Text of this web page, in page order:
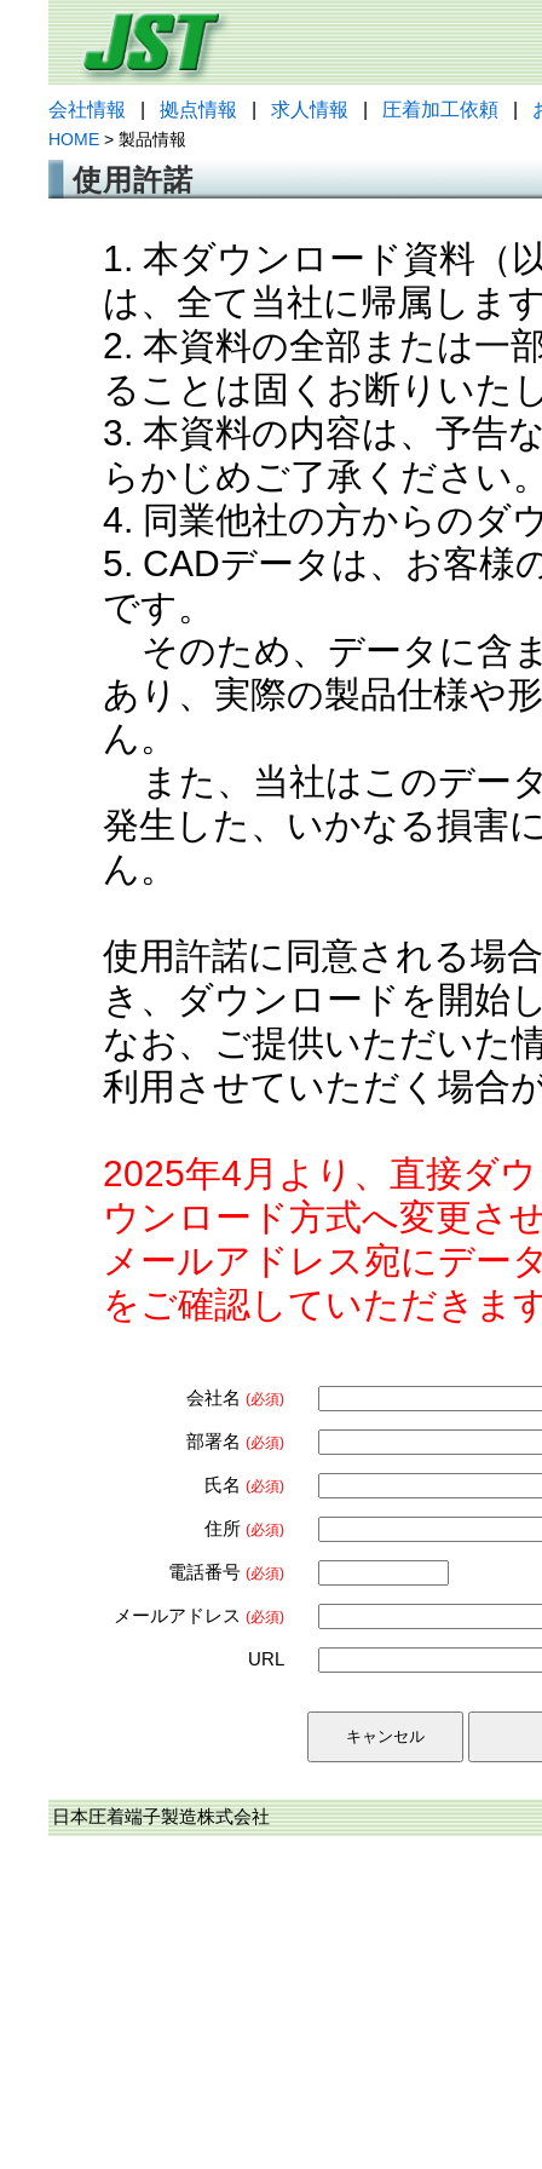
会社情報 拠点情報 求人情報 圧着加工依頼
HOME > 製品情報
使用許諾
1. 本ダウンロード資料（
は、全て当社に帰属しま
2. 本資料の全部または一
ることは固くお断りいた
3. 本資料の内容は、予告
らかじめご了承ください
4. 同業他社の方からのダ
5. CADデータは、お客様
です。
そのため、データに含
あり、実際の製品仕様や
ん。
また、当社はこのデー
発生した、いかなる損害
ん。
使用許諾に同意される場
き、ダウンロードを開始
なお、ご提供いただいた
利用させていただく場合
2025年4月より、直接ダ
ウンロード方式へ変更さ
メールアドレス宛にデー
をご確認していただきま
会社名 (必須)
部署名 (必須)
氏名 (必須)
住所 (必須)
電話番号 (必須)
メールアドレス (必須)
URL
日本圧着端子製造株式会社